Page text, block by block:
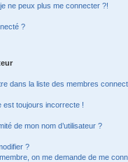
ne peux plus me connecter ?!
?
dans la liste des membres
est toujours incorrecte !
de mon nom d’utilisateur ?
?
on me demande de me